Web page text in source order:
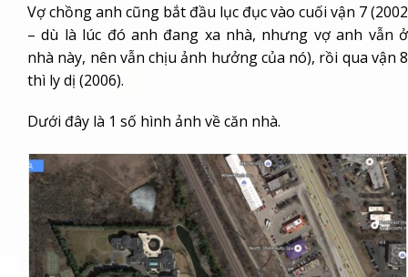
Vợ chồng anh cũng bắt đầu lục đục vào cuối vận 7 (2002
– dù là lúc đó anh đang xa nhà, nhưng vợ anh vẫn ở
nhà này, nên vẫn chịu ảnh hưởng của nó), rồi qua vận 8
thì ly dị (2006).
Dưới đây là 1 số hình ảnh về căn nhà.